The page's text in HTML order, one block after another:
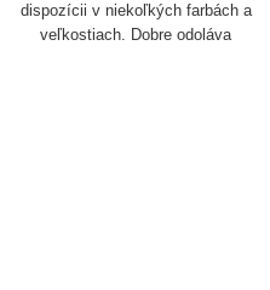
dispozícii v niekoľkých farbách a
veľkostiach. Dobre odoláva